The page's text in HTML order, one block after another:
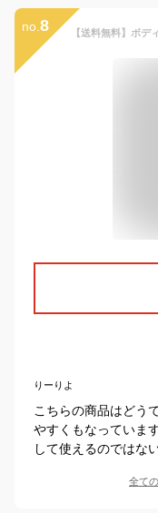
no. 8
りーりよ
こちらの商品はどう
やすくもなっていま
して使えるのではな
全て